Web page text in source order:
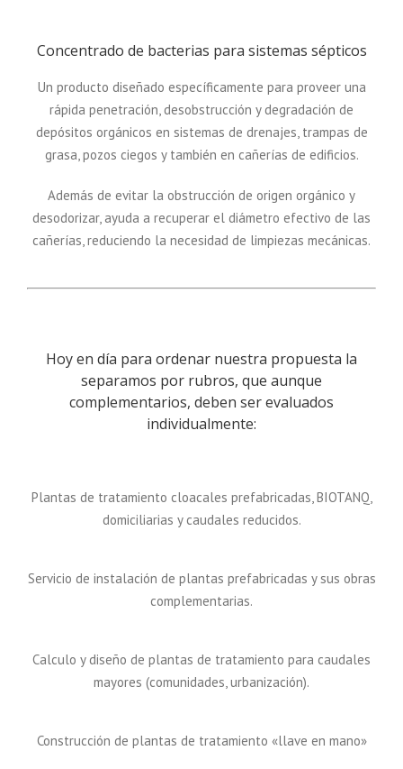
Concentrado de bacterias para sistemas sépticos
Un producto diseñado específicamente para proveer una
rápida penetración, desobstrucción y degradación de
depósitos orgánicos en sistemas de drenajes, trampas de
grasa, pozos ciegos y también en cañerías de edificios.
Además de evitar la obstrucción de origen orgánico y
desodorizar, ayuda a recuperar el diámetro efectivo de las
cañerías, reduciendo la necesidad de limpiezas mecánicas.
Hoy en día para ordenar nuestra propuesta la
separamos por rubros, que aunque
complementarios, deben ser evaluados
individualmente:
Plantas de tratamiento cloacales prefabricadas, BIOTANQ,
domiciliarias y caudales reducidos.
Servicio de instalación de plantas prefabricadas y sus obras
complementarias.
Calculo y diseño de plantas de tratamiento para caudales
mayores (comunidades, urbanización).
Construcción de plantas de tratamiento «llave en mano»